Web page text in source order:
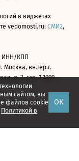
сайтом, вы
файлов cookie
Политикой в
ОК
в виджетах
vedomosti.ru: СМИ2,
ИНН/КПП
Москва, вн.тер.г.
д. 3, стр. 1 1999—